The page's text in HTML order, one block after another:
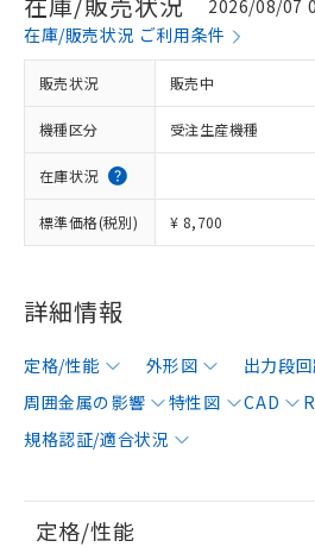
2026/08/07
在庫/販売状況 ご利用条件
販売状況 販売中
機種区分 受注生産機種
在庫状況
標準価格(税別) ¥ 8,700
詳細情報
定格/性能 外形図 出力段
周囲金属の影響
特性図 CAD
規格認証/適合状況
定格/性能